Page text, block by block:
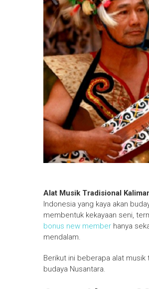
Alat Musik Tradisional
Indonesia yang kaya akan
membentuk kekayaan seni,
bonus new member hanya
mendalam.
Berikut ini beberapa alat musik
budaya Nusantara.